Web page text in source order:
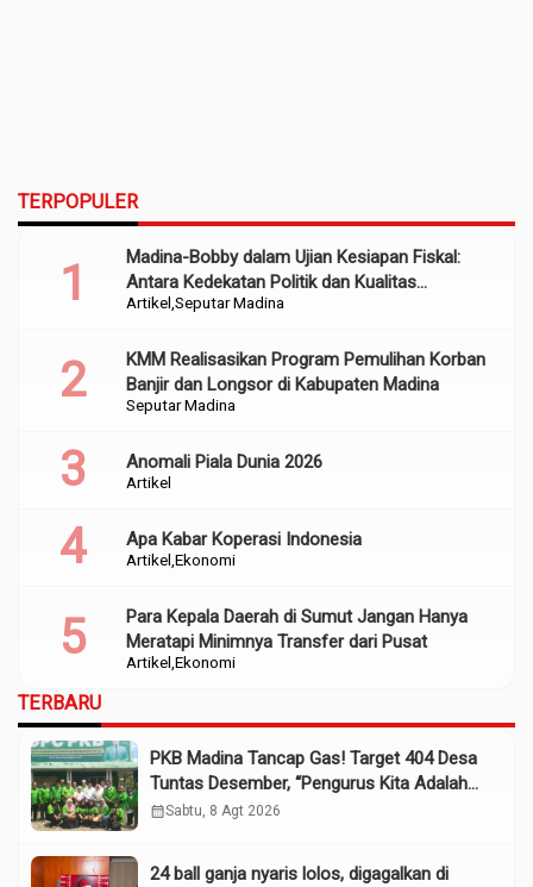
TERPOPULER
Artikel Seputar Madina
Madina-Bobby dalam Ujian Kesiapan Fiskal:
Antara Kedekatan Politik dan Kualitas
Perencanaan
Seputar Madina
KMM Realisasikan Program Pemulihan Korban
Banjir dan Longsor di Kabupaten Madina
Artikel
Anomali Piala Dunia 2026
Artikel Ekonomi
Apa Kabar Koperasi Indonesia
Artikel Ekonomi
Para Kepala Daerah di Sumut Jangan Hanya
Meratapi Minimnya Transfer dari Pusat
TERBARU
PKB Madina Tancap Gas! Target 404 Desa
Tuntas Desember, “Pengurus Kita Adalah
Tokoh”
calendar_monthSabtu, 8 Agt 2026
24 ball ganja nyaris lolos, digagalkan di